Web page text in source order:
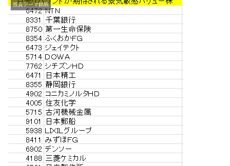
投資テーマ銘柄